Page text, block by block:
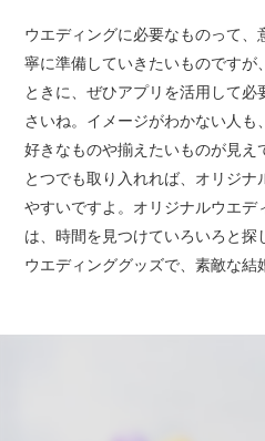
ウエディングに必要なものって
寧に準備していきたいものですが
ときに、ぜひアプリを活用して
さいね。イメージがわかない人も
好きなものや揃えたいものが見え
とつでも取り入れれば、オリジナ
やすいですよ。オリジナルウエデ
は、時間を見つけていろいろと
ウエディンググッズで、素敵な